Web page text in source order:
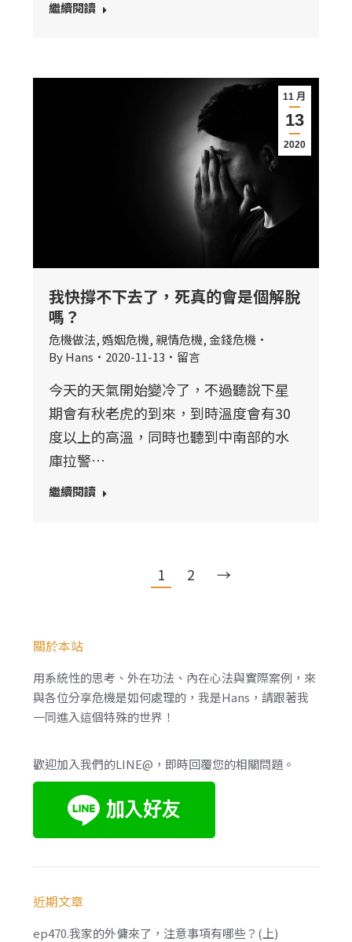
繼續閱讀
11 月
13
2020
我快撐不下去了，死真的會是個解脫
嗎？
危機做法,婚姻危機,親情危機,金錢危機
ByHans 2020-11-13 留言
今天的天氣開始變冷了，不過聽說下星
期會有秋老虎的到來，到時溫度會有30
度以上的高溫，同時也聽到中南部的水
庫拉警…
繼續閱讀
1 2 →
關於本站
用系統性的思考、外在功法、內在心法與實際案例，來
與各位分享危機是如何處理的，我是Hans，請跟著我
一同進入這個特殊的世界！
歡迎加入我們的LINE@，即時回覆您的相關問題。
近期文章
ep470.我家的外傭來了，注意事項有哪些？(上)